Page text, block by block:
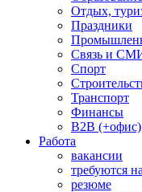
Отдых,
Праздники
Связь и
Спорт
Транспорт
Финансы
B2B (+офис)
Работа
вакансии
требуются
резюме